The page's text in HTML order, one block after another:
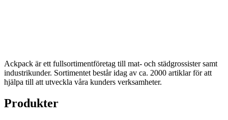
Ackpack är ett fullsortimentföretag till mat- och städgrossister samt
industrikunder. Sortimentet består idag av ca. 2000 artiklar för att
hjälpa till att utveckla våra kunders verksamheter.
Produkter